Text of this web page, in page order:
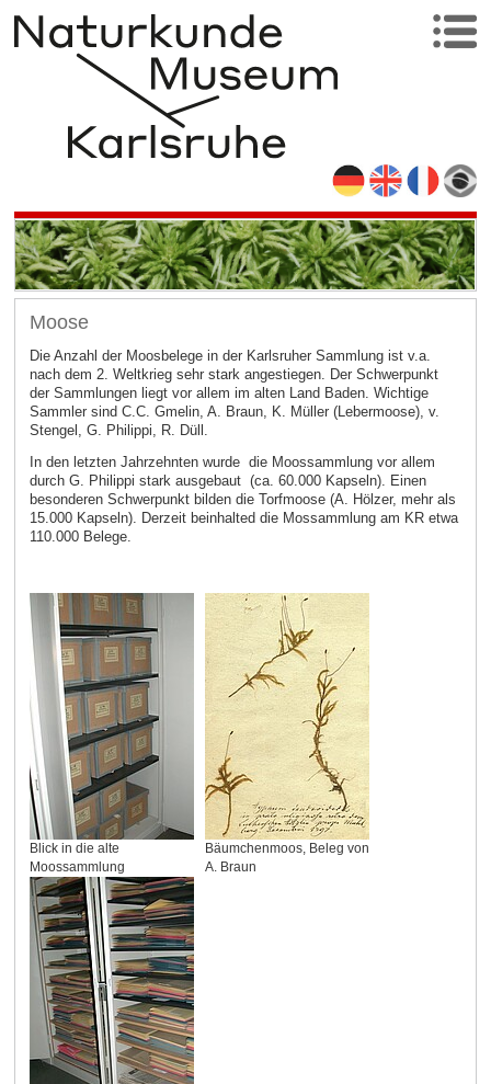
Moose
Die Anzahl der Moosbelege in der Karlsruher Sammlung ist v.a.
nach dem 2. Weltkrieg sehr stark angestiegen. Der Schwerpunkt
der Sammlungen liegt vor allem im alten Land Baden. Wichtige
Sammler sind C.C. Gmelin, A. Braun, K. Müller (Lebermoose), v.
Stengel, G. Philippi, R. Düll.
In den letzten Jahrzehnten wurde die Moossammlung vor allem
durch G. Philippi stark ausgebaut (ca. 60.000 Kapseln). Einen
besonderen Schwerpunkt bilden die Torfmoose (A. Hölzer, mehr als
15.000 Kapseln). Derzeit beinhalted die Mossammlung am KR etwa
110.000 Belege.
Blick in die alte
Moossammlung
Bäumchenmoos, Beleg von
A. Braun